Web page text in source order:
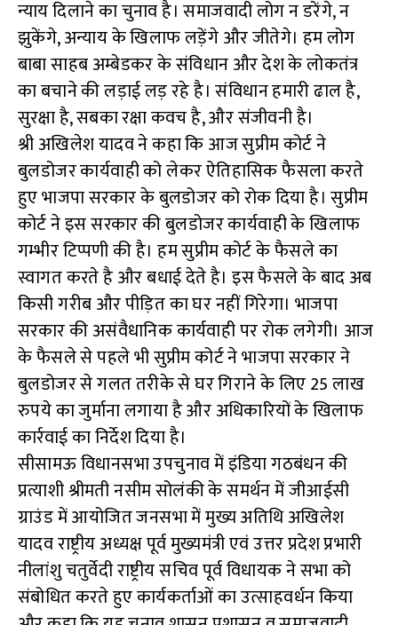
न्याय दिलाने का चुनाव है। समाजवादी लोग न डरेंगे, न
झुकेंगे, अन्याय के खिलाफ लड़ेंगे और जीतेगे। हम लोग
बाबा साहब अम्बेडकर के संविधान और देश के लोकतंत्र
का बचाने की लड़ाई लड़ रहे है। संविधान हमारी ढाल है,
सुरक्षा है, सबका रक्षा कवच है, और संजीवनी है।
श्री अखिलेश यादव ने कहा कि आज सुप्रीम कोर्ट ने
बुलडोजर कार्यवाही को लेकर ऐतिहासिक फैसला करते
हुए भाजपा सरकार के बुलडोजर को रोक दिया है। सुप्रीम
कोर्ट ने इस सरकार की बुलडोजर कार्यवाही के खिलाफ
गम्भीर टिप्पणी की है। हम सुप्रीम कोर्ट के फैसले का
स्वागत करते है और बधाई देते है। इस फैसले के बाद अब
किसी गरीब और पीड़ित का घर नहीं गिरेगा। भाजपा
सरकार की असंवैधानिक कार्यवाही पर रोक लगेगी। आज
के फैसले से पहले भी सुप्रीम कोर्ट ने भाजपा सरकार ने
बुलडोजर से गलत तरीके से घर गिराने के लिए 25 लाख
रुपये का जुर्माना लगाया है और अधिकारियों के खिलाफ
कार्रवाई का निर्देश दिया है।
सीसामऊ विधानसभा उपचुनाव में इंडिया गठबंधन की
प्रत्याशी श्रीमती नसीम सोलंकी के समर्थन में जीआईसी
ग्राउंड में आयोजित जनसभा में मुख्य अतिथि अखिलेश
यादव राष्ट्रीय अध्यक्ष पूर्व मुख्यमंत्री एवं उत्तर प्रदेश प्रभारी
नीलांशु चतुर्वेदी राष्ट्रीय सचिव पूर्व विधायक ने सभा को
संबोधित करते हुए कार्यकर्ताओं का उत्साहवर्धन किया